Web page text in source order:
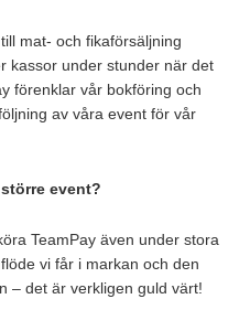
mat- och fikaförsäljning
kassor under stunder när det
förenklar vår bokföring och
av våra event för vår
event?
TeamPay även under stora
vi får i markan och den
– det är verkligen guld värt!